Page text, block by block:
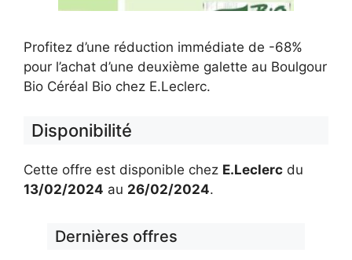
Profitez d’une réduction immédiate de -68%
pour l’achat d’une deuxième galette au Boulgour
Bio Céréal Bio chez E.Leclerc.
Disponibilité
Cette offre est disponible chez E.Leclerc du
13/02/2024 au 26/02/2024.
Dernières offres